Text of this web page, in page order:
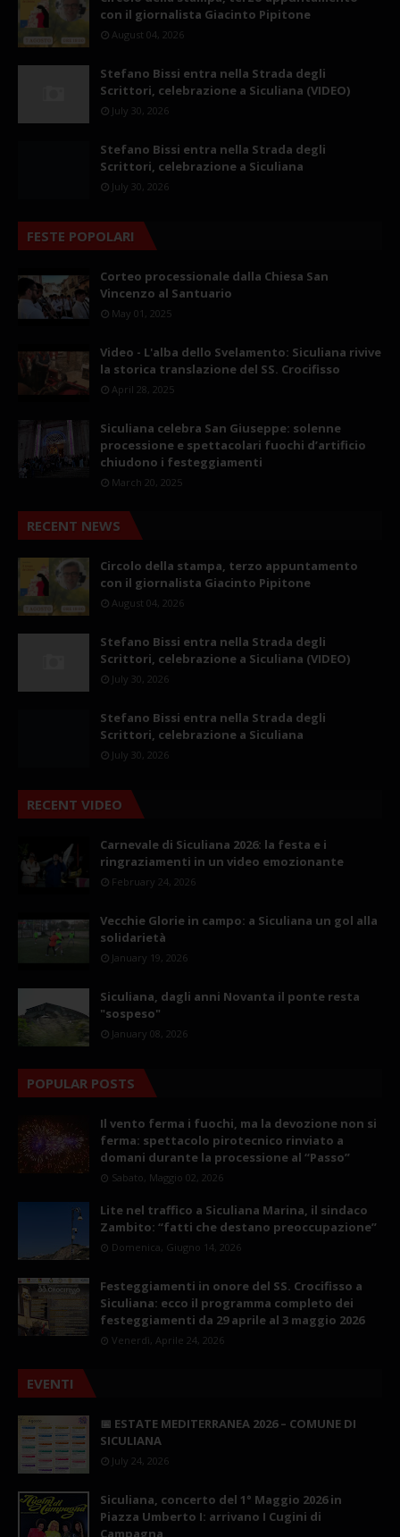
con il giornalista Giacinto Pipitone
August 04, 2026
Stefano Bissi entra nella Strada degli
Scrittori, celebrazione a Siculiana (VIDEO)
July 30, 2026
Stefano Bissi entra nella Strada degli
Scrittori, celebrazione a Siculiana
July 30, 2026
FESTE POPOLARI
Corteo processionale dalla Chiesa San
Vincenzo al Santuario
May 01, 2025
Video - L'alba dello Svelamento: Siculiana rivive
la storica translazione del SS. Crocifisso
April 28, 2025
Siculiana celebra San Giuseppe: solenne
processione e spettacolari fuochi d’artificio
chiudono i festeggiamenti
March 20, 2025
RECENT NEWS
Circolo della stampa, terzo appuntamento
con il giornalista Giacinto Pipitone
August 04, 2026
Stefano Bissi entra nella Strada degli
Scrittori, celebrazione a Siculiana (VIDEO)
July 30, 2026
Stefano Bissi entra nella Strada degli
Scrittori, celebrazione a Siculiana
July 30, 2026
RECENT VIDEO
Carnevale di Siculiana 2026: la festa e i
ringraziamenti in un video emozionante
February 24, 2026
Vecchie Glorie in campo: a Siculiana un gol alla
solidarietà
January 19, 2026
Siculiana, dagli anni Novanta il ponte resta
"sospeso"
January 08, 2026
POPULAR POSTS
Il vento ferma i fuochi, ma la devozione non si
ferma: spettacolo pirotecnico rinviato a
domani durante la processione al “Passo”
Sabato, Maggio 02, 2026
Lite nel traffico a Siculiana Marina, il sindaco
Zambito: “fatti che destano preoccupazione”
Domenica, Giugno 14, 2026
Festeggiamenti in onore del SS. Crocifisso a
Siculiana: ecco il programma completo dei
festeggiamenti da 29 aprile al 3 maggio 2026
Venerdì, Aprile 24, 2026
EVENTI
📅 ESTATE MEDITERRANEA 2026 – COMUNE DI
SICULIANA
July 24, 2026
Siculiana, concerto del 1° Maggio 2026 in
Piazza Umberto I: arrivano I Cugini di
Campagna